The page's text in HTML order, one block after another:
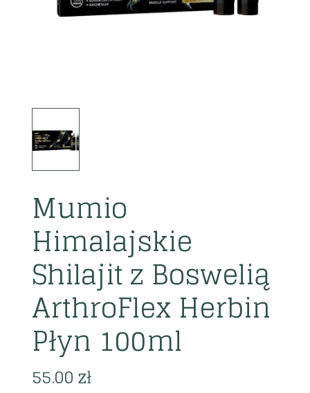
Mumio
Himalajskie
Shilajit z Boswelią
ArthroFlex Herbin
Płyn 100ml
55.00zł